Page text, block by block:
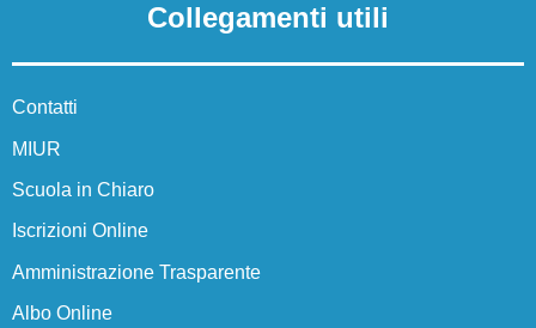
Modulistica docenti
Modulistica ATA
Modulistica famiglie e studenti
Collegamenti utili
Contatti
MIUR
Scuola in Chiaro
Iscrizioni Online
Amministrazione Trasparente
Albo Online